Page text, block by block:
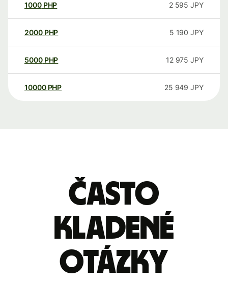
1000 PHP 2 595 JPY
2000 PHP 5 190 JPY
5000 PHP 12 975 JPY
10000 PHP 25 949 JPY
Často
kladené
otázky